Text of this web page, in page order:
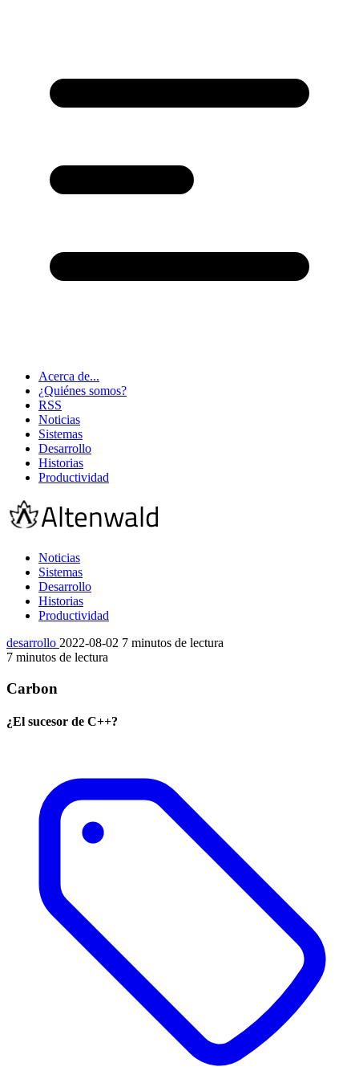
Acerca de...
¿Quiénes somos?
RSS
Noticias
Sistemas
Desarrollo
Historias
Productividad
Noticias
Sistemas
Desarrollo
Historias
Productividad
desarrollo 2022-08-02 7 minutos de lectura
7 minutos de lectura
Carbon
¿El sucesor de C++?